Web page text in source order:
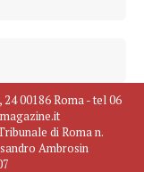
00186 Roma - tel 06
di Roma n.
Ambrosin